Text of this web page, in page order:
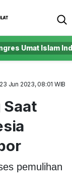
Umat Islam
Jun 2023, 08:01 WIB
pemulihan